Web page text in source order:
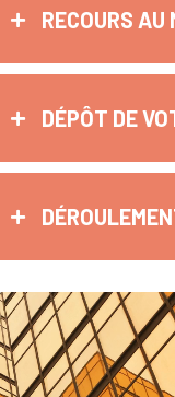
RECOURS AU
DÉPÔT DE